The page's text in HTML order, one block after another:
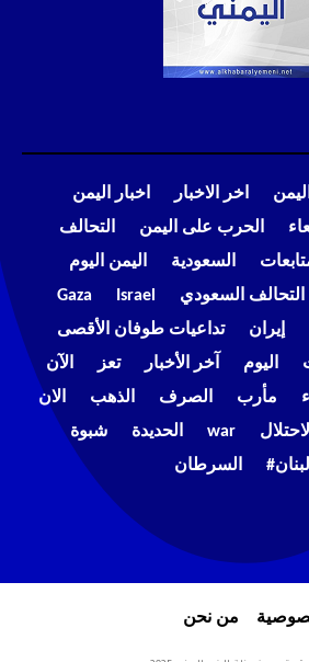
اليمن اخر الاخبار
اخبار اليمن
الحرب على اليمن
التحالف
السعودية
اليمن اليوم
التحالف السعودي Israel
Gaza
إيران
تداعيات طوفان الأقصى
اليوم آخر الأخبار تعز
الآن
مأرب الصرف الذهب
الان
war الحديدة
شبوة
السرطان
من نحن